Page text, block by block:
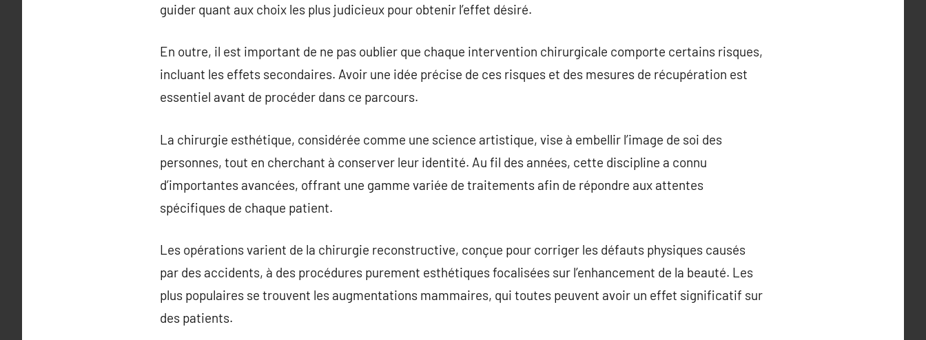
guider quant aux choix les plus judicieux pour obtenir l’effet désiré.
En outre, il est important de ne pas oublier que chaque intervention chirurgicale comporte certains risques,
incluant les effets secondaires. Avoir une idée précise de ces risques et des mesures de récupération est
essentiel avant de procéder dans ce parcours.
La chirurgie esthétique, considérée comme une science artistique, vise à embellir l’image de soi des
personnes, tout en cherchant à conserver leur identité. Au fil des années, cette discipline a connu
d’importantes avancées, offrant une gamme variée de traitements afin de répondre aux attentes
spécifiques de chaque patient.
Les opérations varient de la chirurgie reconstructive, conçue pour corriger les défauts physiques causés
par des accidents, à des procédures purement esthétiques focalisées sur l’enhancement de la beauté. Les
plus populaires se trouvent les augmentations mammaires, qui toutes peuvent avoir un effet significatif sur
des patients.